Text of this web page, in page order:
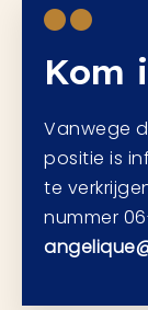
Kom
Vanwege
positie is
te
nummer